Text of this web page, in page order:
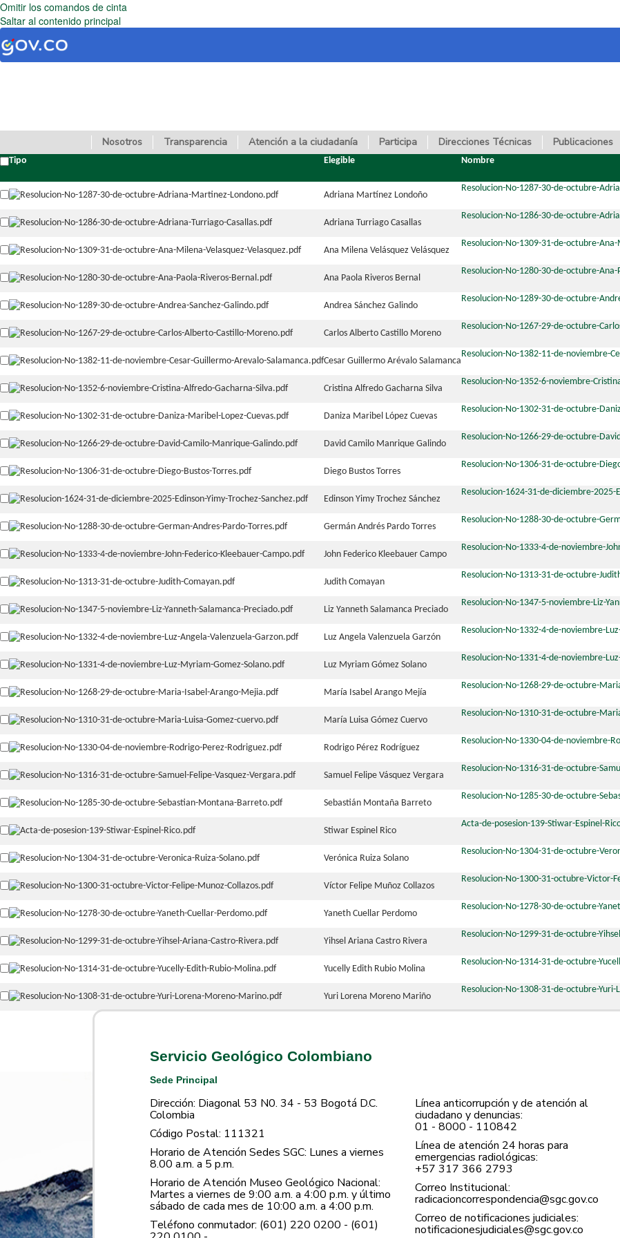
Omitir los comandos de cinta
Saltar al contenido principal
Nosotros Transparencia Atención a la ciudadanía Participa Direcciones Técnicas Publicaciones
Tipo Elegible Nombre
Adriana Martínez Londoño
Resolucion-No-1287-30-de-octubre-
Adriana Turriago Casallas
Resolucion-No-1286-30-de-octubre-
Ana Milena Velásquez Velásquez
Resolucion-No-1309-31-de-octubre-
Ana Paola Riveros Bernal
Resolucion-No-1280-30-de-octubre-Ana-
Andrea Sánchez Galindo
Resolucion-No-1289-30-de-octubre-
Carlos Alberto Castillo Moreno
Resolucion-No-1267-29-de-octubre-
Cesar Guillermo Arévalo Salamanca
Resolucion-No-1382-11-de-noviembre-
Cristina Alfredo Gacharna Silva
Resolucion-No-1352-6-noviembre-
Daniza Maribel López Cuevas
Resolucion-No-1302-31-de-octubre-
David Camilo Manrique Galindo
Resolucion-No-1266-29-de-octubre-
Diego Bustos Torres
Resolucion-No-1306-31-de-octubre-
Edinson Yimy Trochez Sánchez
Resolucion-1624-31-de-diciembre-2025-
Germán Andrés Pardo Torres
Resolucion-No-1288-30-de-octubre-
John Federico Kleebauer Campo
Resolucion-No-1333-4-de-noviembre-
Judith Comayan
Resolucion-No-1313-31-de-octubre-
Liz Yanneth Salamanca Preciado
Resolucion-No-1347-5-noviembre-Liz-
Luz Angela Valenzuela Garzón
Resolucion-No-1332-4-de-noviembre-
Luz Myriam Gómez Solano
Resolucion-No-1331-4-de-noviembre-
María Isabel Arango Mejía
Resolucion-No-1268-29-de-octubre-
María Luisa Gómez Cuervo
Resolucion-No-1310-31-de-octubre-
Rodrigo Pérez Rodríguez
Resolucion-No-1330-04-de-noviembre-
Samuel Felipe Vásquez Vergara
Resolucion-No-1316-31-de-octubre-
Sebastián Montaña Barreto
Resolucion-No-1285-30-de-octubre-
Stiwar Espinel Rico
Acta-de-posesion-139-Stiwar-Espinel-
Verónica Ruiza Solano
Resolucion-No-1304-31-de-octubre-
Víctor Felipe Muñoz Collazos
Resolucion-No-1300-31-octubre-Victor-
Yaneth Cuellar Perdomo
Resolucion-No-1278-30-de-octubre-
Yihsel Ariana Castro Rivera
Resolucion-No-1299-31-de-octubre-
Yucelly Edith Rubio Molina
Resolucion-No-1314-31-de-octubre-
Yuri Lorena Moreno Mariño
Resolucion-No-1308-31-de-octubre-
Servicio Geológico Colombiano
Sede Principal
Dirección: Diagonal 53 N0. 34 - 53 Bogotá D.C.
Colombia
Código Postal: 111321
Horario de Atención Sedes SGC: Lunes a viernes
8.00 a.m. a 5 p.m.
Horario de Atención Museo Geológico Nacional:
Martes a viernes de 9:00 a.m. a 4:00 p.m. y último
sábado de cada mes de 10:00 a.m. a 4:00 p.m.
Teléfono conmutador: (601) 220 0200 - (601)
Línea anticorrupción y de atención al
ciudadano y denuncias:
01 - 8000 - 110842
Línea de atención 24 horas para
emergencias radiológicas:
+57 ​317 366 2793
Correo Institucional:
radicacioncorrespondencia@sgc.gov.co
Correo de notificaciones judiciales:
notificacionesjudiciales@sgc.gov.co